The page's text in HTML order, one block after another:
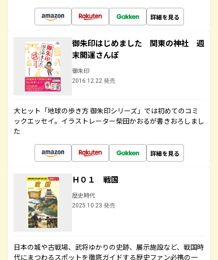
詳細を見る
御朱印はじめました 関東の神社 週
末開運さんぽ
御朱印
2016.12.22 発売
大ヒット「地球の歩き方 御朱印シリーズ」では初めてのコミ
ックエッセイ。イラストレーター柴田かおるが書きおろしまし
た
詳細を見る
Ｈ０１ 戦国
歴史時代
2025.10.23 発売
日本の城や古戦場、武将ゆかりの史跡、展示施設など、戦国時
代にまつわるスポットを徹底ガイドする歴史ファン必携の一